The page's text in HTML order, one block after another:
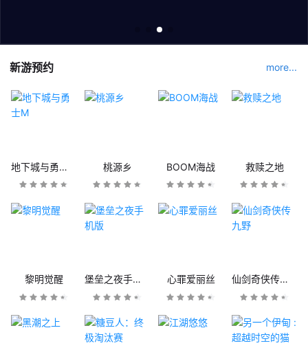
新游预约 more...
地下城与勇士M 桃源乡 BOOM海战 救赎之地
黎明觉醒 堡垒之夜手机版 心罪爱丽丝 仙剑奇侠传九野